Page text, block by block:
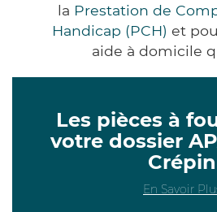
la Prestation de
Handicap (PCH) et
aide à domicile
Les pièces à
votre dossier
Crépin
En Savoir